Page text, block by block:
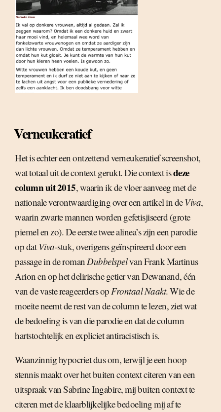
Verneukeratief
Het is echter een ontzettend verneukeratief screenshot,
wat totaal uit de context gerukt. Die context isdeze
column uit 2015, waarin ik de vloer aanveeg met de
nationale verontwaardiging over een artikel in deViva,
waarin zwarte mannen worden gefetisjiseerd (grote
piemel en zo). De eerste twee alinea’s zijn een parodie
op datViva-stuk, overigens geïnspireerd door een
passage in de romanDubbelspelvan Frank Martinus
Arion en op het delirische getier van Dewanand, één
van de vaste reageerders opFrontaal Naakt. Wie de
moeite neemt de rest van de column te lezen, ziet wat
de bedoeling is van die parodie en dat de column
hartstochtelijk en expliciet antiracistisch is.
Waanzinnig hypocriet dus om, terwijl je een hoop
stennis maakt over het buiten context citeren van een
uitspraak van Sabrine Ingabire, mij buiten context te
citeren met de klaarblijkelijke bedoeling mij af te